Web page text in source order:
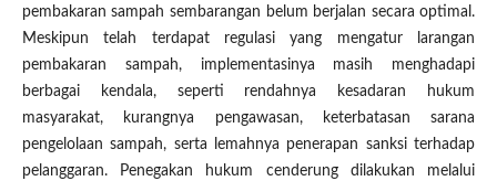
pembakaran sampah sembarangan belum berjalan secara optimal.
Meskipun telah terdapat regulasi yang mengatur larangan
pembakaran sampah, implementasinya masih menghadapi
berbagai kendala, seperti rendahnya kesadaran hukum
masyarakat, kurangnya pengawasan, keterbatasan sarana
pengelolaan sampah, serta lemahnya penerapan sanksi terhadap
pelanggaran. Penegakan hukum cenderung dilakukan melalui